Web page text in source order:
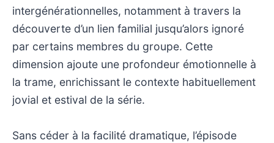
intergénérationnelles, notamment à travers la
découverte d’un lien familial jusqu’alors ignoré
par certains membres du groupe. Cette
dimension ajoute une profondeur émotionnelle à
la trame, enrichissant le contexte habituellement
jovial et estival de la série.
Sans céder à la facilité dramatique, l’épisode